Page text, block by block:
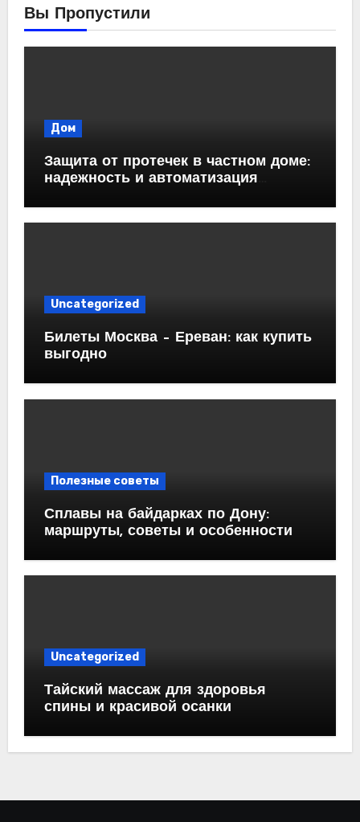
Вы Пропустили
Дом
Защита от протечек в частном доме:
надежность и автоматизация
Uncategorized
Билеты Москва – Ереван: как купить
выгодно
Полезные советы
Сплавы на байдарках по Дону:
маршруты, советы и особенности
Uncategorized
Тайский массаж для здоровья
спины и красивой осанки